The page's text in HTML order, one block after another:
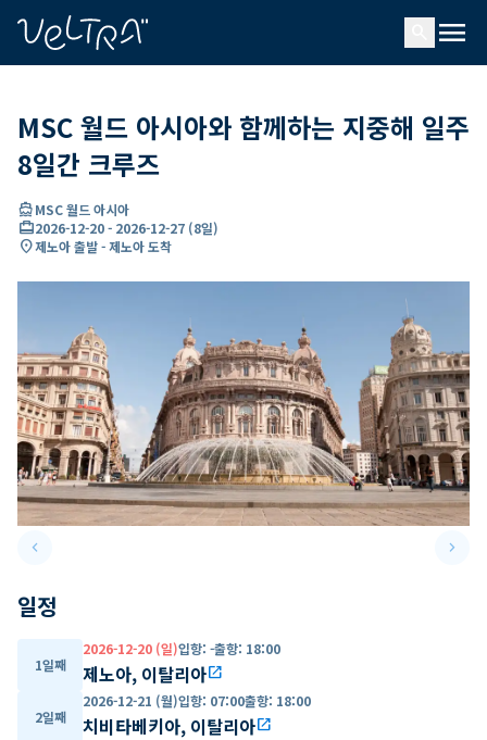
menu
MSC 월드 아시아와 함께하는 지중해 일주
8일간 크루즈
directions_boatMSC 월드 아시아
card_travel2026-12-20- 2026-12-27 (8일)
location_on제노아 출발 - 제노아 도착
keyboard_arrow_leftPrevious slide keyboard_arrow_right
일정
1일째
2026-12-20 (일)입항: -출항: 18:00
제노아, 이탈리아open_in_new
2일째
2026-12-21 (월)입항: 07:00출항: 18:00
치비타베키아, 이탈리아open_in_new